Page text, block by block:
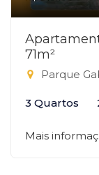
71m²
Parque
3 Quartos
Mais